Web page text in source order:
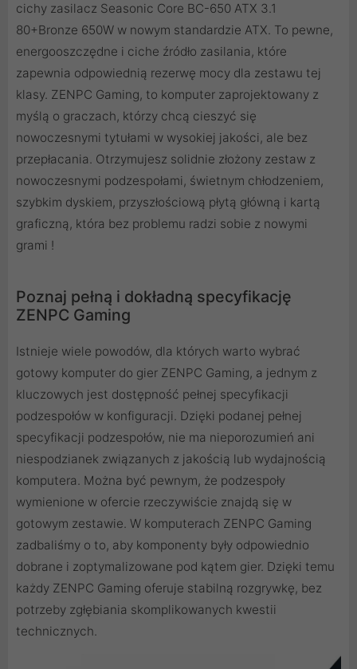
cichy zasilacz Seasonic Core BC-650 ATX 3.1
80+Bronze 650W w nowym standardzie ATX. To pewne,
energooszczędne i ciche źródło zasilania, które
zapewnia odpowiednią rezerwę mocy dla zestawu tej
klasy. ZENPC Gaming, to komputer zaprojektowany z
myślą o graczach, którzy chcą cieszyć się
nowoczesnymi tytułami w wysokiej jakości, ale bez
przepłacania. Otrzymujesz solidnie złożony zestaw z
nowoczesnymi podzespołami, świetnym chłodzeniem,
szybkim dyskiem, przyszłościową płytą główną i kartą
graficzną, która bez problemu radzi sobie z nowymi
grami !
Poznaj pełną i dokładną specyfikację
ZENPC Gaming
Istnieje wiele powodów, dla których warto wybrać
gotowy komputer do gier ZENPC Gaming, a jednym z
kluczowych jest dostępność pełnej specyfikacji
podzespołów w konfiguracji. Dzięki podanej pełnej
specyfikacji podzespołów, nie ma nieporozumień ani
niespodzianek związanych z jakością lub wydajnością
komputera. Można być pewnym, że podzespoły
wymienione w ofercie rzeczywiście znajdą się w
gotowym zestawie. W komputerach ZENPC Gaming
zadbaliśmy o to, aby komponenty były odpowiednio
dobrane i zoptymalizowane pod kątem gier. Dzięki temu
każdy ZENPC Gaming oferuje stabilną rozgrywkę, bez
potrzeby zgłębiania skomplikowanych kwestii
technicznych.